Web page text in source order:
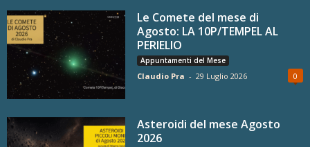
Le Comete del mese di
Agosto: LA 10P/TEMPEL AL
PERIELIO
Appuntamenti del Mese
Claudio Pra - 29 Luglio 2026 0
Asteroidi del mese Agosto
2026